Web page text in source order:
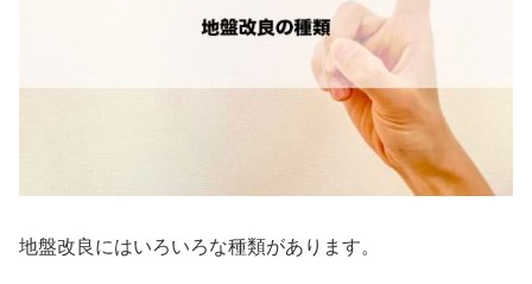
地盤改良にはいろいろな種類があります。